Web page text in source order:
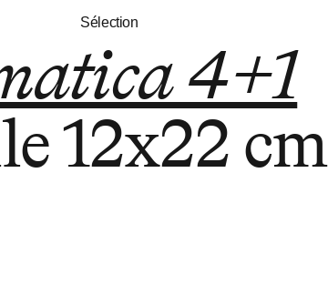
Sélection
4+1
12x22 cm